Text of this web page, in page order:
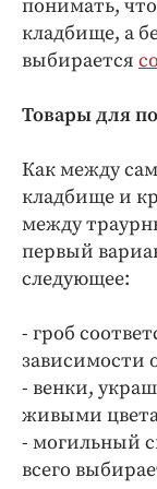
Клиника
понимать,
кладбище, а
выбирается
Товары для
Как между
кладбище и
между
первый
следующее:
- гроб
зависимости
- венки,
живыми
- могильный
всего